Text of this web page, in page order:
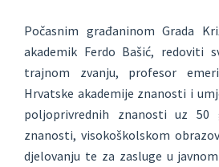
Počasnim građaninom Grada
akademik Ferdo Bašić, redoviti
trajnom zvanju, profesor
Hrvatske akademije znanosti i
poljoprivrednih znanosti uz 50
znanosti, visokoškolskom
djelovanju te za zasluge u